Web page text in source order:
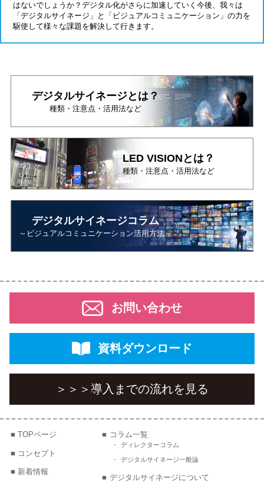
はないでしょうか？ デジタル化がさらに加速していく今後、 我々は
「デジタルサイネージ」と「ビジュアルコミュニケーション」の力 を
駆使して様々な課題を解決して行きます。
デジタルサイネージとは？
種類・注意点・活用法など
LED VISIONとは？
種類・注意点・活用法など
デジタルサイネージコラム
～ビジュアルコミュニケーション活用方法～
＞＞＞ 導入までの流れを見る
お問い合わせ
資料ダウンロード
TOPページ
コンセプト
新着情報
コラム一覧
ディレクターコラム
デジタルサイネージ一般論
デジタルサイネージについて